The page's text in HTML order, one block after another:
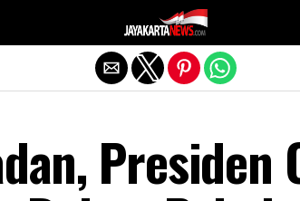
Presiden
Exit mobile version